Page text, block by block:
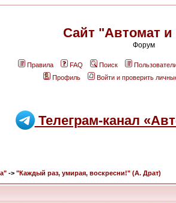
Сайт "Автомат и
Форум
Правила FAQ Поиск
Профиль
Войти и проверить
Телеграм-канал
-> "Каждый раз, умирая, воскресни!" (А. Драт)